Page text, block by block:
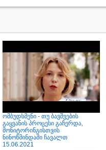
ომბუდსმენი - თუ ბავშვების
გაყვანის პროცესი გაჩერდა,
მონიტორინგისთვის
ნინოწმინდაში ჩავალთ
15.06.2021